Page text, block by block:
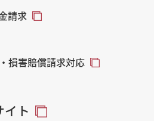
請求
損害賠償請求対応
イト